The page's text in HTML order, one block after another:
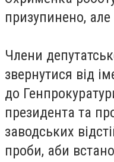
призупинено, але
Члени
звернутися від
до
президента та
заводських
проби, аби